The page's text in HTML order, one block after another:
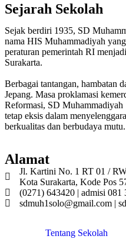
Sejarah Sekolah
Sejak berdiri 1935, SD
nama HIS Muhammadiyah
peraturan pemerintah RI
Surakarta.
Berbagai tantangan, hambatan
Jepang. Masa proklamasi
Reformasi, SD Muhammadiyah
tetap eksis dalam
berkualitas dan berbudaya mutu.
Alamat
Jl. Kartini No. 1 RT 01 /
Kota Surakarta, Kode Pos
(0271) 643420 | admisi 081
sdmuh1solo@gmail.com |
Tentang Sekolah